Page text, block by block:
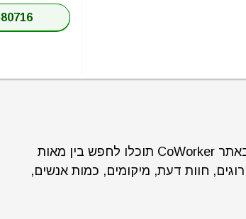
באתר CoWorker תוכלו לחפש בין מאות
חוות דעת, מיקומים, כמות אנשים,